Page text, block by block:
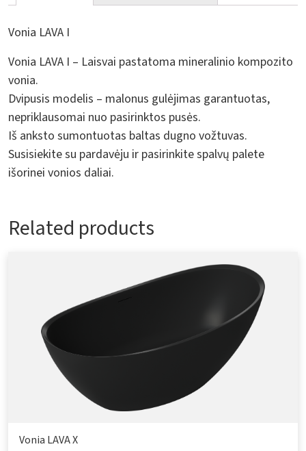
Vonia LAVA I
Vonia LAVA I – Laisvai pastatoma mineralinio kompozito
vonia.
Dvipusis modelis – malonus gulėjimas garantuotas,
nepriklausomai nuo pasirinktos pusės.
Iš anksto sumontuotas baltas dugno vožtuvas.
Susisiekite su pardavėju ir pasirinkite spalvų palete
išorinei vonios daliai.
Related products
Vonia LAVA X